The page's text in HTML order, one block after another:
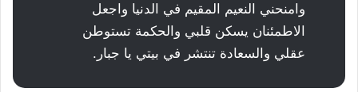
وامنحني النعيم المقيم في الدنيا واجعل
الاطمئنان يسكن قلبي والحكمة تستوطن
عقلي والسعادة تنتشر في بيتي يا جبار.